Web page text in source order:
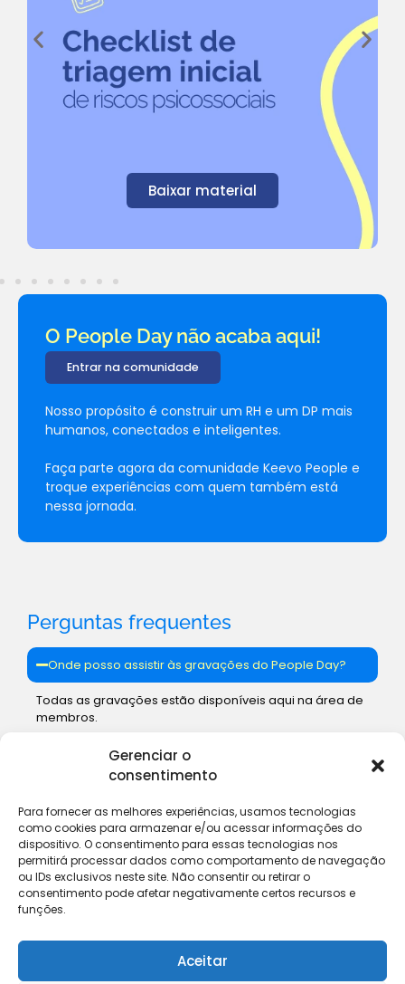
Gerenciar o
consentimento
Para fornecer as melhores experiências, usamos tecnologias
como cookies para armazenar e/ou acessar informações do
dispositivo. O consentimento para essas tecnologias nos
permitirá processar dados como comportamento de navegação
ou IDs exclusivos neste site. Não consentir ou retirar o
consentimento pode afetar negativamente certos recursos e
funções.
Aceitar
Baixar material
O People Day não acaba aqui!
Entrar na comunidade
Nosso propósito é construir um RH e um DP mais
humanos, conectados e inteligentes.
Faça parte agora da comunidade Keevo People e
troque experiências com quem também está
nessa jornada.
Perguntas frequentes
Onde posso assistir às gravações do People Day?
Todas as gravações estão disponíveis aqui na área de
membros.
Até quando as gravações ficarão disponíveis?
O evento oferece certificado de participação?
Posso baixar os materiais das palestras?
Como posso participar da comunidade Keevo